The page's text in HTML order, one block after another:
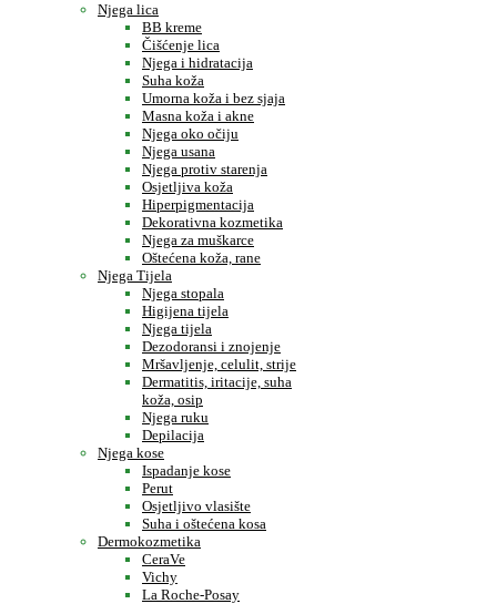
Njega lica
BB kreme
Čišćenje lica
Njega i hidratacija
Suha koža
Umorna koža i bez sjaja
Masna koža i akne
Njega oko očiju
Njega usana
Njega protiv starenja
Osjetljiva koža
Hiperpigmentacija
Dekorativna kozmetika
Njega za muškarce
Oštećena koža, rane
Njega Tijela
Njega stopala
Higijena tijela
Njega tijela
Dezodoransi i znojenje
Mršavljenje, celulit, strije
Dermatitis, iritacije, suha
koža, osip
Njega ruku
Depilacija
Njega kose
Ispadanje kose
Perut
Osjetljivo vlasište
Suha i oštećena kosa
Dermokozmetika
CeraVe
Vichy
La Roche-Posay